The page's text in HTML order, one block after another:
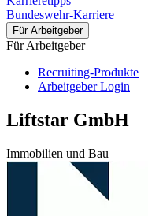
Bundeswehr-Karriere
Für Arbeitgeber
Für Arbeitgeber
Recruiting-Produkte
Arbeitgeber Login
Liftstar GmbH
Immobilien und Bau